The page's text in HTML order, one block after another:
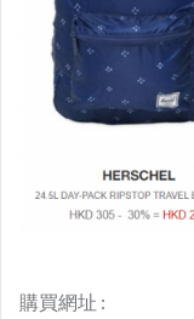
購買網址 : ​